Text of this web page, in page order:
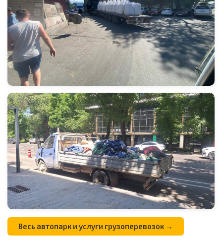
Весь автопарк и услуги грузоперевозок →